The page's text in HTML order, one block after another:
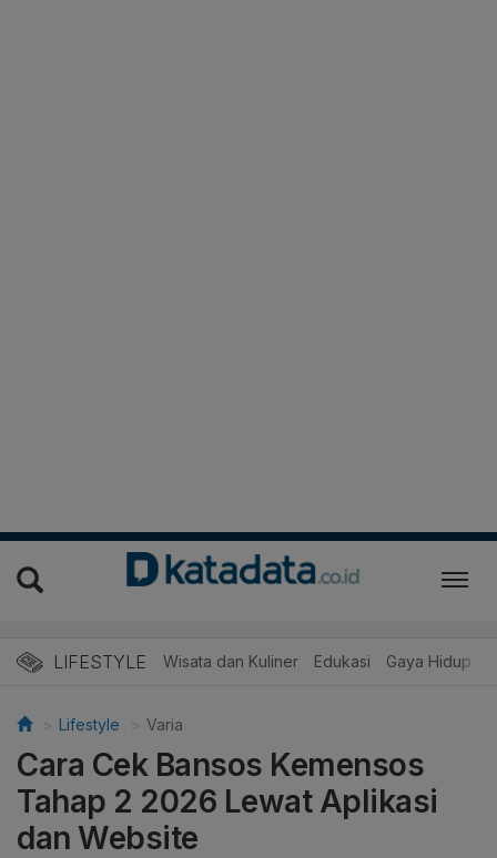
LIFESTYLE Wisata dan Kuliner Edukasi Gaya Hidup
Lifestyle Varia
Cara Cek Bansos Kemensos
Tahap 2 2026 Lewat Aplikasi
dan Website